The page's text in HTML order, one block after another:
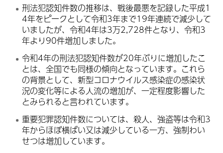
刑法犯認知件数の推移は、戦後最悪を記録した平成1
4年をピークとして令和3年まで19年連続で減少して
いましたが、令和4年は3万2,728件となり、令和3
年より90件増加しました。
令和4年の刑法犯認知件数が20年ぶりに増加したこ
とは、全国でも同様の傾向となっています。これら
の背景として、新型コロナウイルス感染症の感染状
況の変化等による人流の増加が、一定程度影響した
とみられると言われています。
重要犯罪認知件数については、殺人、強盗等は令和3
年からほぼ横ばい又は減少している一方、強制わい
せつは増加しています。